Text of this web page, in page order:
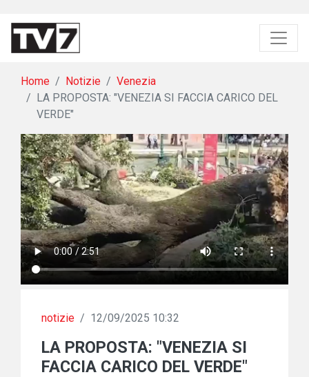
Home Notizie
Venezia
LA PROPOSTA: "VENEZIA SI FACCIA CARICO DEL
VERDE"
notizie / 12/09/2025 10:32
LA PROPOSTA: "VENEZIA SI
FACCIA CARICO DEL VERDE"